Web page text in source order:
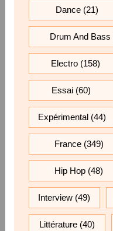
Dance(21)
Drum And Bass
Electro (158)
Essai (60)
Expérimental (44)
France (349)
Hip Hop (48)
Interview (49)
Littérature(40)